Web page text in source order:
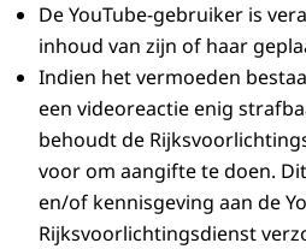
De YouTube-gebruiker is
inhoud van zijn of haar
Indien het vermoeden
een videoreactie enig
behoudt de
voor om aangifte te doen.
en/of kennisgeving aan de
Rijksvoorlichtingsdienst